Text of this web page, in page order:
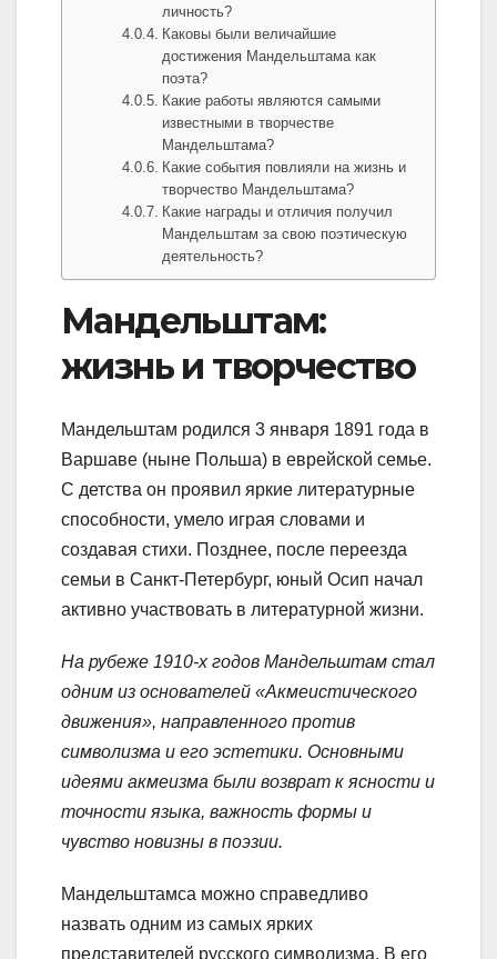
личность?
Каковы были величайшие
достижения Мандельштама как
поэта?
Какие работы являются самыми
известными в творчестве
Мандельштама?
Какие события повлияли на жизнь и
творчество Мандельштама?
Какие награды и отличия получил
Мандельштам за свою поэтическую
деятельность?
Мандельштам:
жизнь и творчество
Мандельштам родился 3 января 1891 года в
Варшаве (ныне Польша) в еврейской семье.
С детства он проявил яркие литературные
способности, умело играя словами и
создавая стихи. Позднее, после переезда
семьи в Санкт-Петербург, юный Осип начал
активно участвовать в литературной жизни.
На рубеже 1910-х годов Мандельштам стал
одним из основателей «Акмеистического
движения», направленного против
символизма и его эстетики. Основными
идеями акмеизма были возврат к ясности и
точности языка, важность формы и
чувство новизны в поэзии.
Мандельштамса можно справедливо
назвать одним из самых ярких
представителей русского символизма. В его